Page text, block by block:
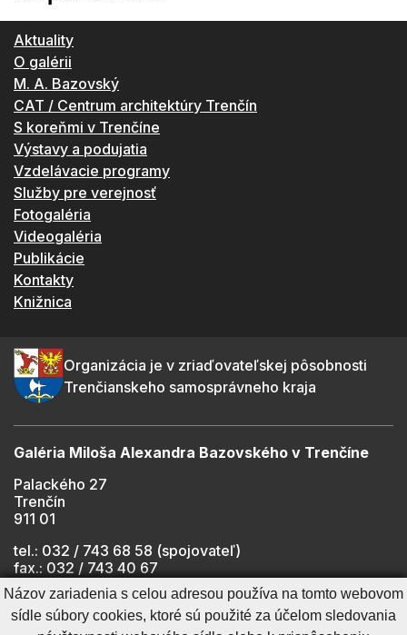
Aktuality
O galérii
M. A. Bazovský
CAT / Centrum architektúry Trenčín
S koreňmi v Trenčíne
Výstavy a podujatia
Vzdelávacie programy
Služby pre verejnosť
Fotogaléria
Videogaléria
Publikácie
Kontakty
Knižnica
Organizácia je v zriaďovateľskej pôsobnosti
Trenčianskeho samosprávneho kraja
Galéria Miloša Alexandra Bazovského v Trenčíne
Palackého 27
Trenčín
911 01
tel.: 032 / 743 68 58 (spojovateľ)
fax.: 032 / 743 40 67
e-mail:
info@gmab.sk
Názov zariadenia s celou adresou používa na tomto webovom
sídle súbory cookies, ktoré sú použité za účelom sledovania